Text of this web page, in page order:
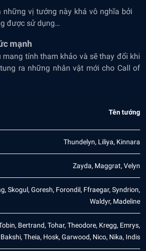
những vị tướng này khá vô nghĩa bởi
được sử dụng…
mạnh
mang tính tham khảo và sẽ thay đổi khi
ra những nhân vật mới cho Call of
Tên tướng
Thundelyn, Liliya, Kinnara
Zayda, Maggrat, Velyn
Skogul, Goresh, Forondil, Ffraegar, Syndrion,
Waldyr, Madeline
Bertrand, Tohar, Theodore, Kregg, Emrys,
Bakshi, Theia, Hosk, Garwood, Nico, Nika, Indis